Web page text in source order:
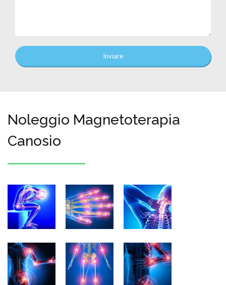
Inviare
Noleggio Magnetoterapia
Canosio